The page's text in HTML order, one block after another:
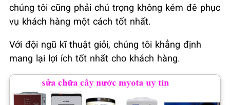
chúng tôi cũng phải chú trọng không kém đê phục
vụ khách hàng một cách tốt nhất.
Với đội ngũ kĩ thuật giỏi, chúng tôi khẳng định
mang lại lợi ích tốt nhất cho khách hàng.